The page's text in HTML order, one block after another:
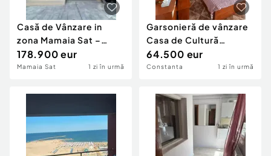
Casă de Vânzare in
zona Mamaia Sat –
Hanul cu Pește |
178.900 eur
Mamaia Sat 1 zi în urmă
Garsonieră de vânzare
Casa de Cultură
Constanța | Mobila
64.500 eur
Constanta 1 zi în urmă